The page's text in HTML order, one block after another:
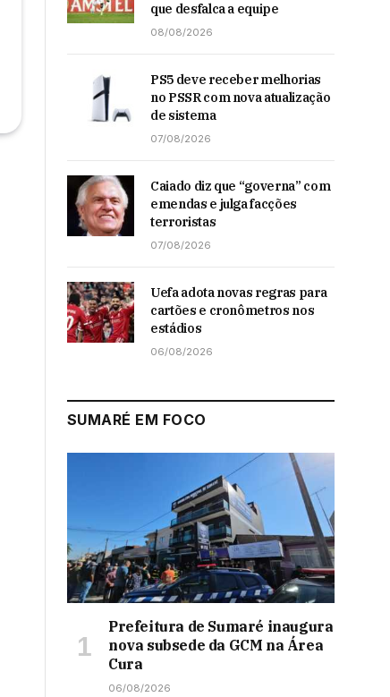
que desfalca a equipe
08/08/2026
PS5 deve receber melhorias
no PSSR com nova atualização
de sistema
07/08/2026
Caiado diz que “governa” com
emendas e julga facções
terroristas
07/08/2026
Uefa adota novas regras para
cartões e cronômetros nos
estádios
06/08/2026
SUMARÉ EM FOCO
Prefeitura de Sumaré inaugura
nova subsede da GCM na Área
Cura
06/08/2026